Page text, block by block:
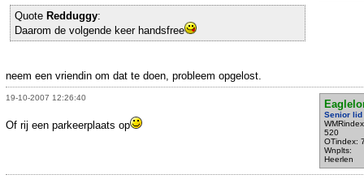
Quote Redduggy:
Daarom de volgende keer handsfree
neem een vriendin om dat te doen, probleem opgelost.
19-10-2007 12:26:40
Senior lid
520
OTindex:
Wnplts:
Heerlen
Of rij een parkeerplaats op